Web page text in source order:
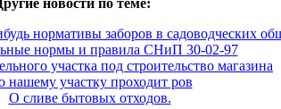
новости по теме:
нормативы заборов в садоводческих
нормы и правила СНиП 30-02-97
участка под строительство магазина
нашему участку проходит ров
О сливе бытовых отходов.